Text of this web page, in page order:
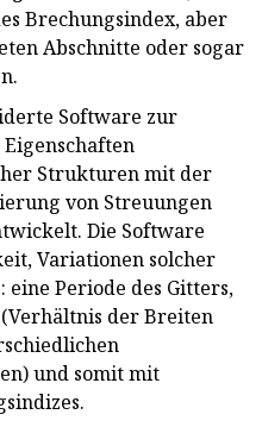
Brechungsindex, aber
Abschnitte oder sogar
Software zur
Strukturen mit der
von Streuungen
Die Software
Variationen solcher
Periode des Gitters,
der Breiten
und somit mit